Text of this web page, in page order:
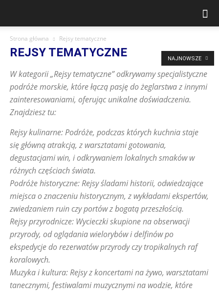
Strona główna Rejsy tematyczne
NAJNOWSZE
REJSY TEMATYCZNE
W kategorii „Rejsy tematyczne” odkrywamy specjalistyczne
podróże morskie, które łączą pasję do żeglarstwa z innymi
zainteresowaniami, oferując unikalne doświadczenia.
Znajdziesz tu:
Rejsy kulinarne: Podróże, podczas których kuchnia staje
się główną atrakcją, z warsztatami gotowania,
degustacjami win, i odkrywaniem lokalnych smaków w
różnych częściach świata.
Podróże historyczne: Rejsy śladami historii, odwiedzające
miejsca o znaczeniu historycznym, z wykładami ekspertów,
zwiedzaniem ruin czy portów z bogatą przeszłością.
Rejsy przyrodnicze: Wycieczki skupione na obserwacji
przyrody, od oglądania wielorybów i delfinów po
ekspedycje do rezerwatów przyrody czy tropikalnych raf
koralowych.
Muzyka i kultura: Rejsy z koncertami na żywo, warsztatami
tanecznymi, festiwalami muzycznymi na wodzie, które